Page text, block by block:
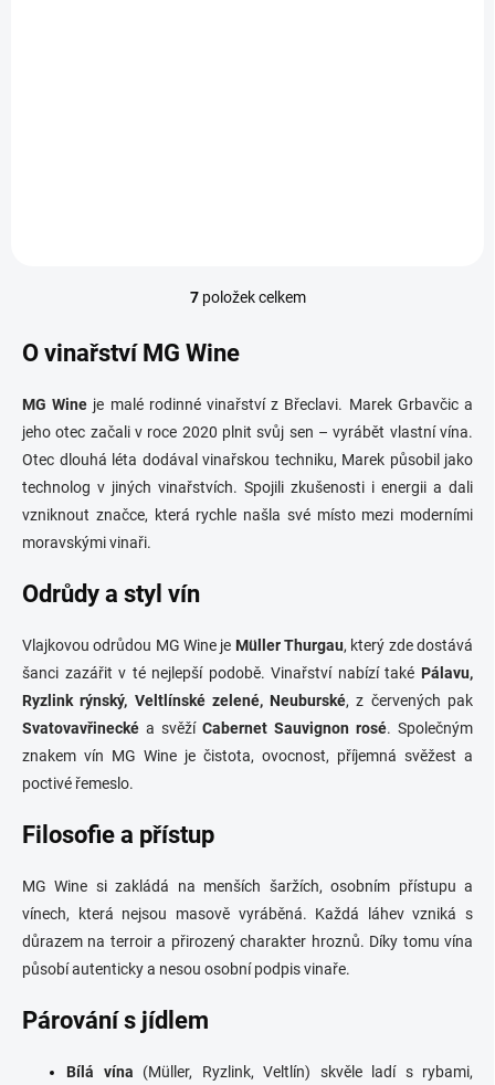
O
a
c
í
r
v
i
s
u
7položek celkem
O vinařství MG Wine
MG Wine je malé rodinné vinařství z Břeclavi. Marek Grbavčic a
jeho otec začali v roce 2020 plnit svůj sen – vyrábět vlastní vína.
Otec dlouhá léta dodával vinařskou techniku, Marek působil jako
technolog v jiných vinařstvích. Spojili zkušenosti i energii a dali
vzniknout značce, která rychle našla své místo mezi moderními
moravskými vinaři.
Odrůdy a styl vín
Vlajkovou odrůdou MG Wine je Müller Thurgau, který zde dostává
šanci zazářit v té nejlepší podobě. Vinařství nabízí také Pálavu,
Ryzlink rýnský, Veltlínské zelené, Neuburské, z červených pak
Svatovavřinecké a svěží Cabernet Sauvignon rosé. Společným
znakem vín MG Wine je čistota, ovocnost, příjemná svěžest a
poctivé řemeslo.
Filosofie a přístup
MG Wine si zakládá na menších šaržích, osobním přístupu a
vínech, která nejsou masově vyráběná. Každá láhev vzniká s
důrazem na terroir a přirozený charakter hroznů. Díky tomu vína
působí autenticky a nesou osobní podpis vinaře.
Párování s jídlem
Bílá vína (Müller, Ryzlink, Veltlín) skvěle ladí s rybami,